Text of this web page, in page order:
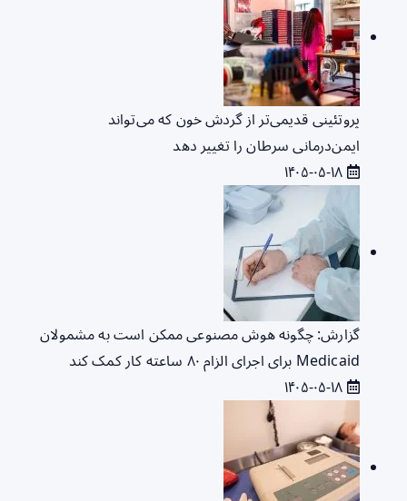
پروتئینی قدیمی‌تر از گردش خون که می‌تواند
ایمن‌درمانی سرطان را تغییر دهد
گزارش: چگونه هوش مصنوعی ممکن است به مشمولان
Medicaid برای اجرای الزام ۸۰ ساعته کار کمک کند